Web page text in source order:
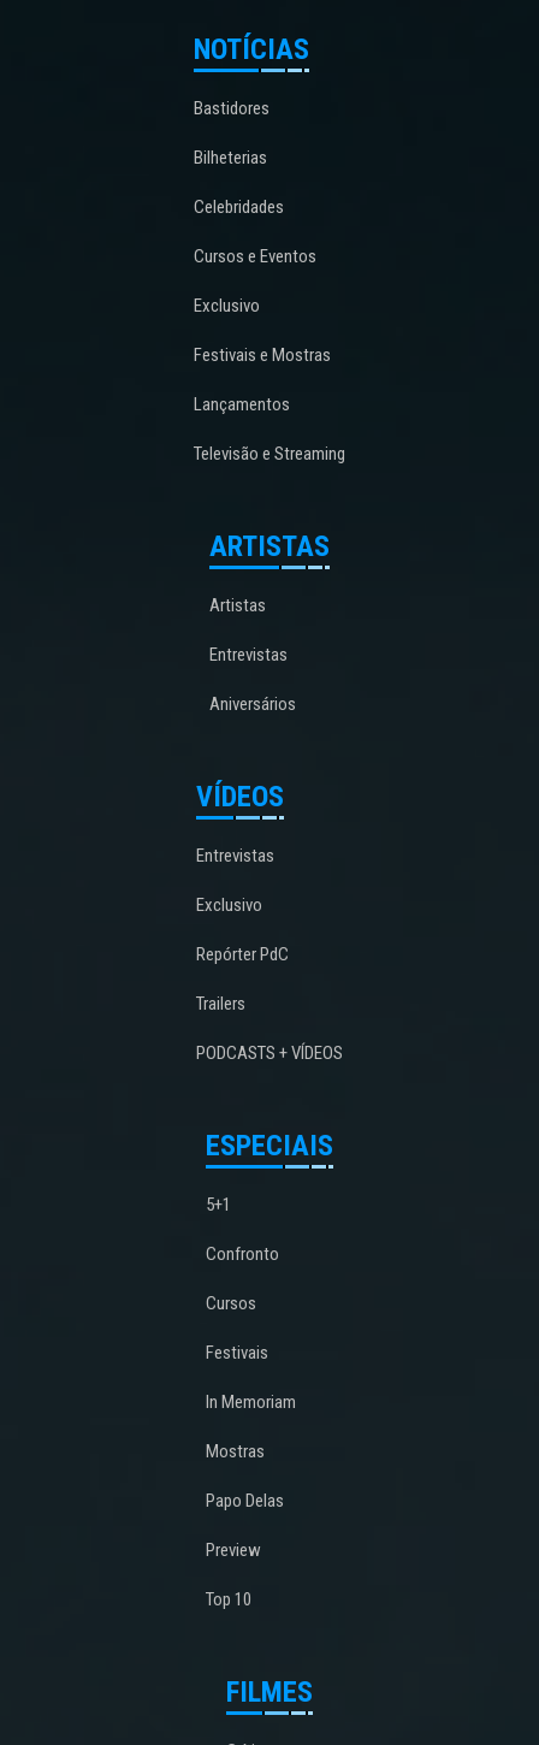
NOTÍCIAS
Bastidores
Bilheterias
Celebridades
Cursos e Eventos
Exclusivo
Festivais e Mostras
Lançamentos
Televisão e Streaming
ARTISTAS
Artistas
Entrevistas
Aniversários
VÍDEOS
Entrevistas
Exclusivo
Repórter PdC
Trailers
PODCASTS + VÍDEOS
ESPECIAIS
5+1
Confronto
Cursos
Festivais
In Memoriam
Mostras
Papo Delas
Preview
Top 10
FILMES